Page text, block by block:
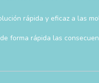
rápida y eficaz a las
forma rápida las